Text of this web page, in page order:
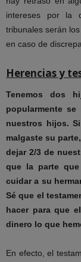
intereses por la
tribunales serán
en caso de
Herencias y
Tenemos dos
popularmente
nuestros hijos.
malgaste su
dejar 2/3 de
que la parte
cuidar a su
Sé que el
hacer para que
dinero lo que
En efecto, el